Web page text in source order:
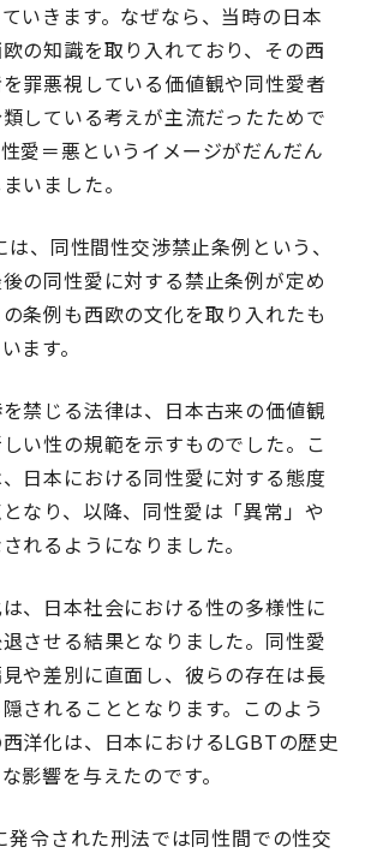
いきます。なぜなら、当時の日本
の知識を取り入れており、その西
罪悪視している価値観や同性愛者
している考えが主流だったためで
愛＝悪というイメージがだんだん
いました。
、同性間性交渉禁止条例という、
の同性愛に対する禁止条例が定め
条例も西欧の文化を取り入れたも
ます。
禁じる法律は、日本古来の価値観
い性の規範を示すものでした。こ
日本における同性愛に対する態度
なり、以降、同性愛は「異常」や
れるようになりました。
、日本社会における性の多様性に
させる結果となりました。同性愛
や差別に直面し、彼らの存在は長
されることとなります。このよう
洋化は、日本におけるLGBTの歴史
影響を与えたのです。
発令された刑法では同性間での性交